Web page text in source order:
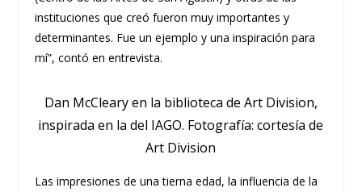
instituciones que creó fueron muy importantes y
determinantes. Fue un ejemplo y una inspiración para
mí”, contó en entrevista.
Dan McCleary en la biblioteca de Art Division,
inspirada en la del IAGO. Fotografía: cortesía de
Art Division
Las impresiones de una tierna edad, la influencia de la